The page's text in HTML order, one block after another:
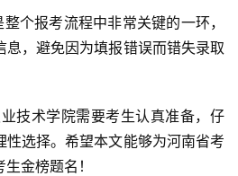
个报考流程中非常关键的一环，
息，避免因为填报错误而错失录取
性选择。希望本文能够为河南省考
金榜题名！